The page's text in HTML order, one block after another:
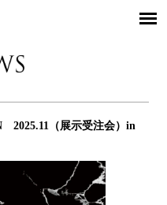
（展示受注会）in